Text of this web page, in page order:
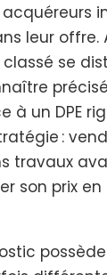
leur offre.
se
à un DPE
:
travaux
son prix